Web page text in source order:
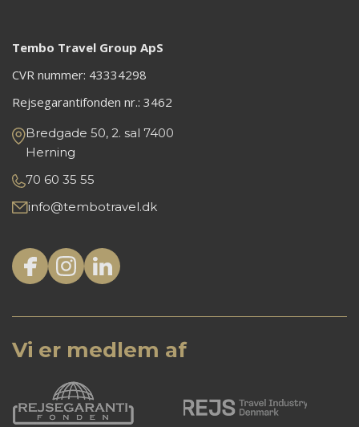
Tembo Travel Group ApS
CVR nummer: 43334298
Rejsegarantifonden nr.: 3462
Bredgade 50, 2. sal 7400
Herning
70 60 35 55
info@tembotravel.dk
Vi er medlem af